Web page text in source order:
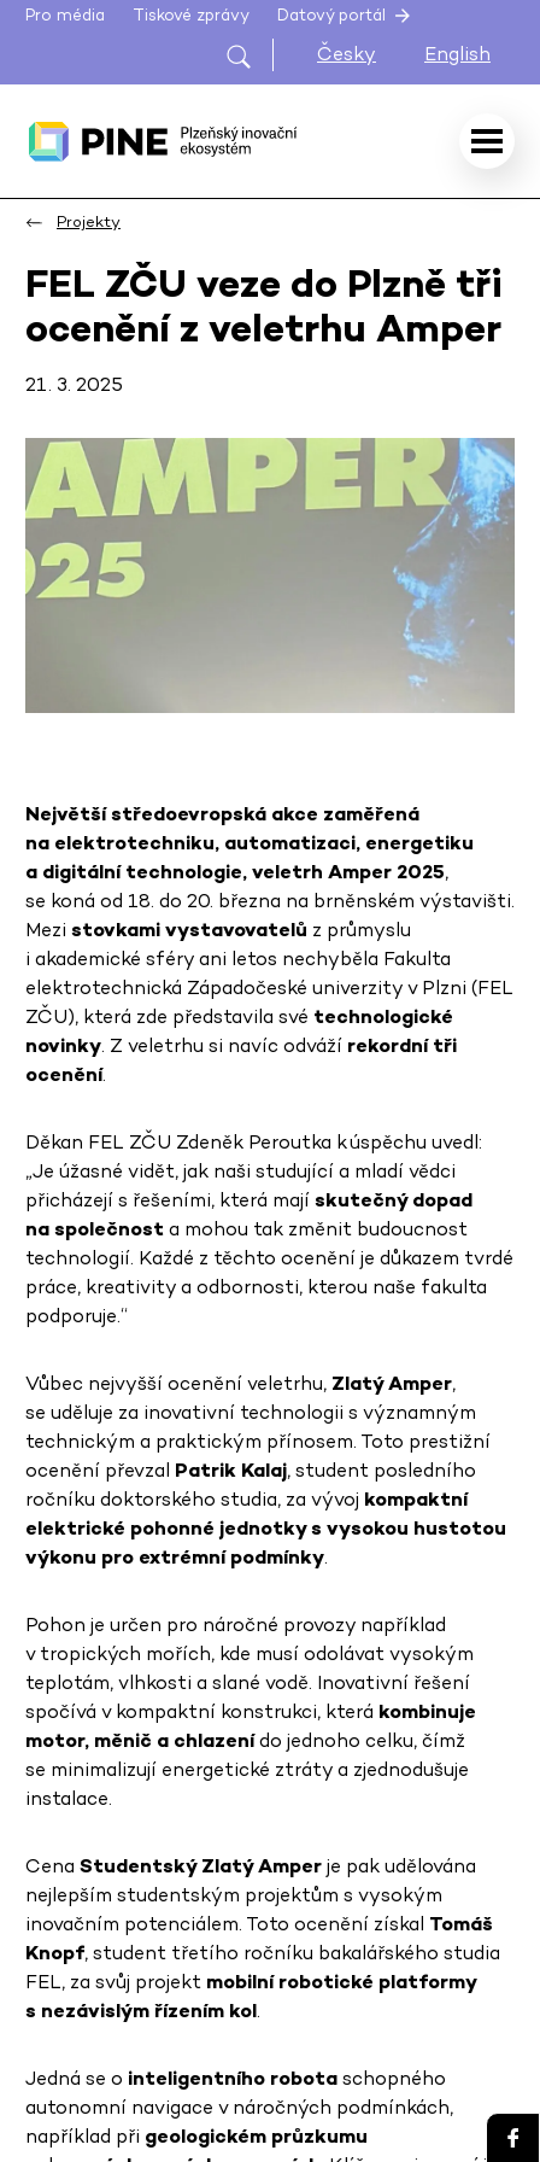
Pro média Tiskové zprávy Datový portál
Česky English
Projekty
FEL ZČU veze do Plzně tři
ocenění z veletrhu Amper
21. 3. 2025
Největší středoevropská akce zaměřená
na elektrotechniku, automatizaci, energetiku
a digitální technologie, veletrh Amper 2025,
se koná od 18. do 20. března na brněnském výstavišti.
Mezi stovkami vystavovatelů z průmyslu
i akademické sféry ani letos nechyběla Fakulta
elektrotechnická Západočeské univerzity v Plzni (FEL
ZČU), která zde představila své technologické
novinky. Z veletrhu si navíc odváží rekordní tři
ocenění.
Děkan FEL ZČU Zdeněk Peroutka k úspěchu uvedl:
„Je úžasné vidět, jak naši studující a mladí vědci
přicházejí s řešeními, která majískutečný dopad
na společnosta mohou tak změnit budoucnost
technologií. Každé z těchto ocenění je důkazem tvrdé
práce, kreativity a odbornosti, kterou naše fakulta
podporuje.“
Vůbec nejvyšší ocenění veletrhu, Zlatý Amper,
se uděluje za inovativní technologii s významným
technickým a praktickým přínosem. Toto prestižní
ocenění převzal Patrik Kalaj, student posledního
ročníku doktorského studia, za vývoj kompaktní
elektrické pohonné jednotky s vysokou hustotou
výkonu pro extrémní podmínky.
Pohon je určen pro náročné provozy například
v tropických mořích, kde musí odolávat vysokým
teplotám, vlhkosti a slané vodě. Inovativní řešení
spočívá v kompaktní konstrukci, která kombinuje
motor, měnič a chlazenído jednoho celku, čímž
se minimalizují energetické ztráty a zjednodušuje
instalace.
Cena Studentský Zlatý Amperje pak udělována
nejlepším studentským projektům s vysokým
inovačním potenciálem. Toto ocenění získal Tomáš
Knopf, student třetího ročníku bakalářského studia
FEL, za svůj projekt mobilní robotické platformy
s nezávislým řízením kol.
Jedná se o inteligentního robotaschopného
autonomní navigace v náročných podmínkách,
například při geologickém průzkumu